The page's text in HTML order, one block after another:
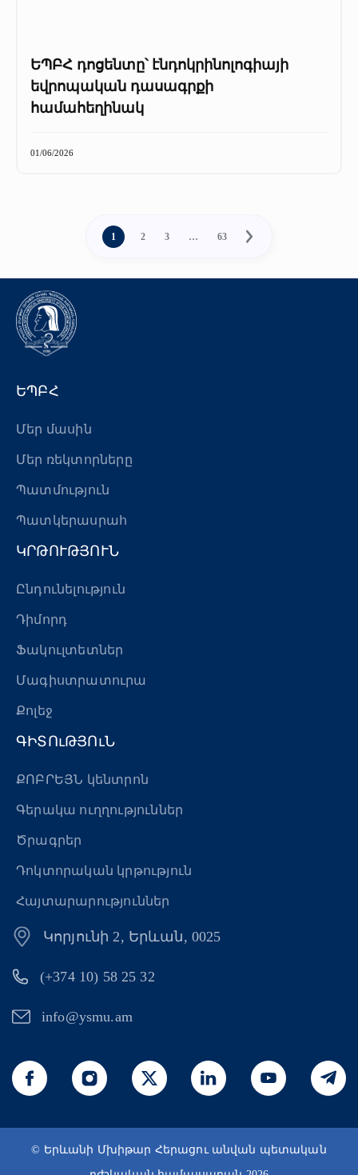
ԵՊԲՀ դոցենտը՝ էնդոկրինոլոգիայի
եվրոպական դասագրքի
համահեղինակ
01/06/2026
1 2 3 … 63
ԵՊԲՀ
Մեր մասին
Մեր ռեկտորները
Պատմություն
Պատկերասրահ
ԿՐԹՈՒԹՅՈՒՆ
Ընդունելություն
Դիմորդ
Ֆակուլտետներ
Մագիստրատուրա
Քոլեջ
ԳԻՏՈւԹՅՈւՆ
ՔՈԲՐԵՅՆ կենտրոն
Գերակա ուղղություններ
Ծրագրեր
Դոկտորական կրթություն
Հայտարարություններ
Կորյունի 2, Երևան, 0025
(+374 10) 58 25 32
info@ysmu.am
© Երևանի Մխիթար Հերացու անվան պետական